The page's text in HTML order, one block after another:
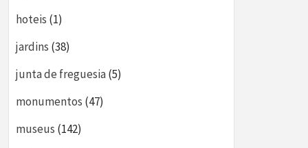
hoteis (1)
jardins (38)
junta de freguesia(5)
monumentos (47)
museus (142)